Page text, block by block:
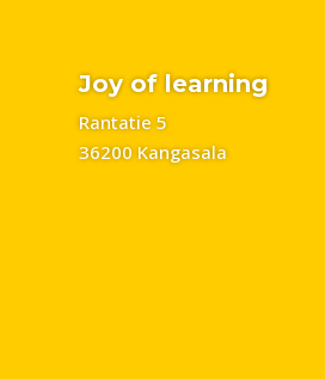
Joy of learning
Rantatie 5
36200 Kangasala